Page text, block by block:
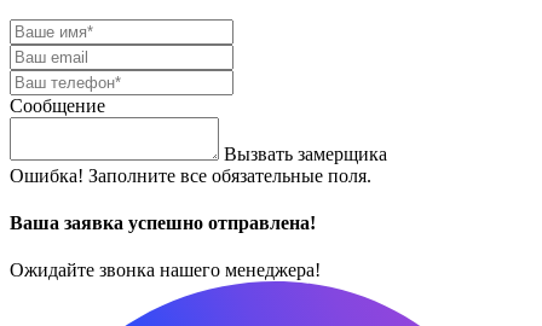
Сообщение
Вызвать замерщика
Ошибка! Заполните все обязательные поля.
Ваша заявка успешно отправлена!
Ожидайте звонка нашего менеджера!